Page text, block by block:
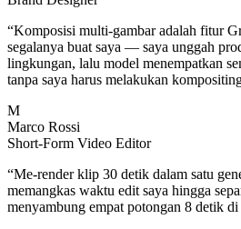
“Komposisi multi-gambar adalah fitur
segalanya buat saya — saya unggah
lingkungan, lalu model menempatkan
tanpa saya harus melakukan
M
Marco Rossi
Short-Form Video Editor
“Me-render klip 30 detik dalam satu
memangkas waktu edit saya hingga
menyambung empat potongan 8 detik di